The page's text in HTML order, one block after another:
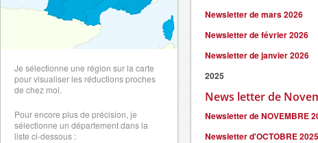
Newsletter de mars 2026
Newsletter de février 2026
Newsletter de janvier 2026
2025
News letter de
Newsletter de NOVEMBRE
Newsletter d'OCTOBRE 2025
Je sélectionne une région sur la carte
pour visualiser les réductions proches
de chez moi.
Pour encore plus de précision, je
sélectionne un département dans la
liste ci-dessous :